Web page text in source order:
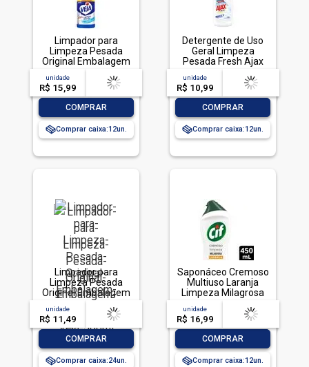
Limpador para
Limpeza Pesada
Original Embalagem
Econômica, Veja, 1L
unidade
R$ 15,99
acima de
-- --,--un.
COMPRAR
Comprar caixa:12
Detergente de Uso
Geral Limpeza
Pesada Fresh Ajax
Frasco 500ml
unidade
R$ 10,99
acima de
-- --,--un.
COMPRAR
Comprar caixa:12
Limpador para
Limpeza Pesada
Original Embalagem
Econômica, Veja,
unidade
R$ 11,49
acima de
-- --,--un.
COMPRAR
Comprar caixa:24
Saponáceo Cremoso
Multiuso Laranja
Limpeza Milagrosa
Cif Squeeze 450ml
unidade
R$ 16,99
acima de
-- --,--un.
COMPRAR
Comprar caixa:12